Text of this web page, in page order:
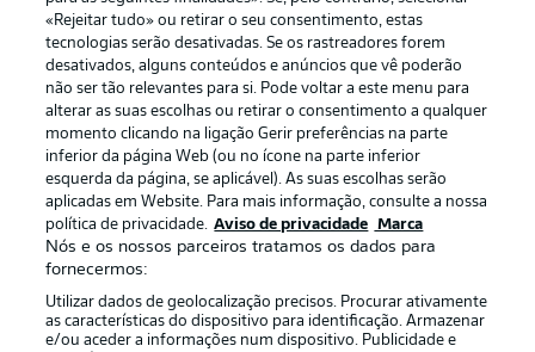
Publicidade Avisos legais
Gerir preferências Aviso de privacidade
Trabalhe conosco
Marca Contato
Jogadores
«Rejeitar tudo» ou retirar o seu consentimento, estas
tecnologias serão desativadas. Se os rastreadores forem
desativados, alguns conteúdos e anúncios que vê poderão
não ser tão relevantes para si. Pode voltar a este menu para
alterar as suas escolhas ou retirar o consentimento a qualquer
momento clicando na ligação Gerir preferências na parte
inferior da página Web (ou no ícone na parte inferior
esquerda da página, se aplicável). As suas escolhas serão
aplicadas em Website. Para mais informação, consulte a nossa
política de privacidade. Aviso de privacidade Marca
Nós e os nossos parceiros tratamos os dados para
fornecermos:
Utilizar dados de geolocalização precisos. Procurar ativamente
as características do dispositivo para identificação. Armazenar
e/ou aceder a informações num dispositivo. Publicidade e